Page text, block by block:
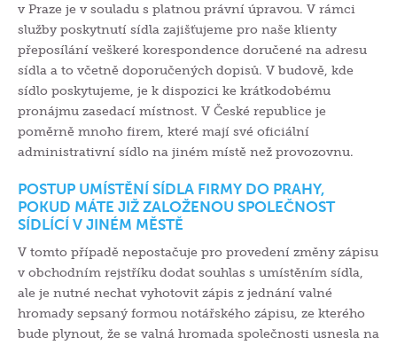
v Praze je v souladu s platnou právní úpravou. V rámci
služby poskytnutí sídla zajišťujeme pro naše klienty
přeposílání veškeré korespondence doručené na adresu
sídla a to včetně doporučených dopisů. V budově, kde
sídlo poskytujeme, je k dispozici ke krátkodobému
pronájmu zasedací místnost. V České republice je
poměrně mnoho firem, které mají své oficiální
administrativní sídlo na jiném místě než provozovnu.
POSTUP UMÍSTĚNÍ SÍDLA FIRMY DO PRAHY,
POKUD MÁTE JIŽ ZALOŽENOU SPOLEČNOST
SÍDLÍCÍ V JINÉM MĚSTĚ
V tomto případě nepostačuje pro provedení změny zápisu
v obchodním rejstříku dodat souhlas s umístěním sídla,
ale je nutné nechat vyhotovit zápis z jednání valné
hromady sepsaný formou notářského zápisu, ze kterého
bude plynout, že se valná hromada společnosti usnesla na